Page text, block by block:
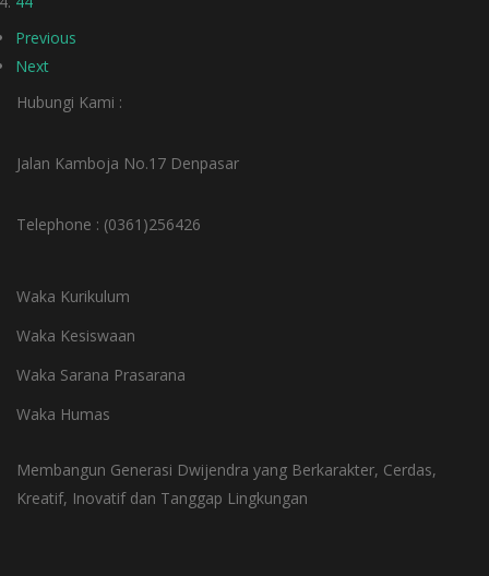
Previous
Next
Hubungi Kami :
Jalan Kamboja No.17 Denpasar
Telephone : (0361)256426
Waka Kurikulum
Waka Kesiswaan
Waka Sarana Prasarana
Waka Humas
Membangun Generasi Dwijendra yang Berkarakter, Cerdas,
Kreatif, Inovatif dan Tanggap Lingkungan